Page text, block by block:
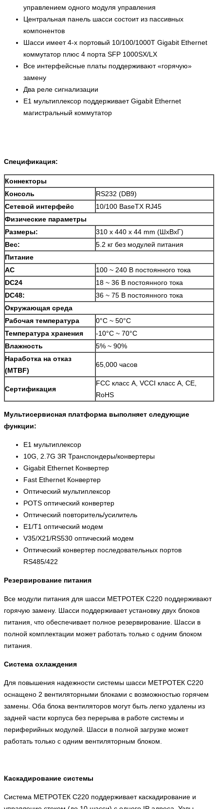
управлением одного модуля управления
Центральная панель шасси состоит из пассивных
компонентов
Шасси имеет 4-х портовый 10/100/1000T Gigabit Ethernet
коммутатор плюс 4 порта SFP 1000SX/LX
Все интерфейсные платы поддерживают «горячую»
замену
Два реле сигнализации
E1 мультиплексор поддерживает Gigabit Ethernet
магистральный коммутатор
Спецификация:
Коннекторы
Консоль
RS232 (DB9)
Сетевой интерфейс
10/100 BaseTX RJ45
Физические параметры
Размеры:
310 x 440 x 44 mm (ШxВxГ)
Вес:
5.2 кг без модулей питания
Питание
AC
100 ~ 240 В постоянного тока
DC24
18 ~ 36 В постоянного тока
DC48:
36 ~ 75 В постоянного тока
Окружающая среда
Рабочая температура
0°C ~ 50°C
Температура хранения
-10°C ~ 70°C
Влажность
5% ~ 90%
Наработка на отказ
(MTBF)
65,000 часов
Сертификация
FCC класс A, VCCI класс A, CE,
RoHS
Мультисервисная платформа выполняет следующие
функции:
E1 мультиплексор
10G, 2.7G 3R Транспондеры/конвертеры
Gigabit Ethernet Конвертер
Fast Ethernet Конвертер
Оптический мультиплексор
POTS оптический конвертер
Оптический повторитель/усилитель
E1/T1 оптический модем
V35/X21/RS530 оптический модем
Оптический конвертер последовательных портов
RS485/422
Резервирование питания
Все модули питания для шасси МЕТРОТЕК C220 поддерживают
горячую замену. Шасси поддерживает установку двух блоков
питания, что обеспечивает полное резервирование. Шасси в
полной комплектации может работать только с одним блоком
питания.
Система охлаждения
Для повышения надежности системы шасси МЕТРОТЕК C220
оснащено 2 вентиляторными блоками с возможностью горячем
замены. Оба блока вентиляторов могут быть легко удалены из
задней части корпуса без перерыва в работе системы и
периферийных модулей. Шасси в полной загрузке может
работать только с одним вентиляторным блоком.
Каскадирование системы
Система МЕТРОТЕК C220 поддерживает каскадирование и